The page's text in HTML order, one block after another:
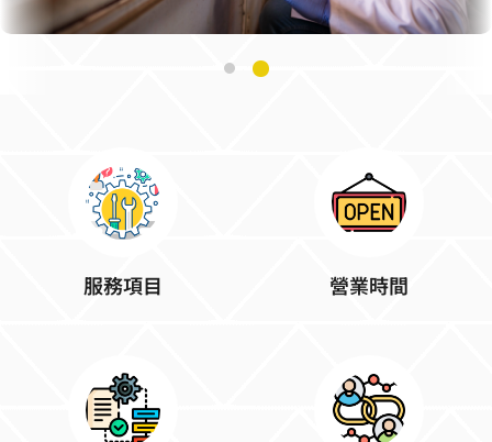
服務項目 營業時間